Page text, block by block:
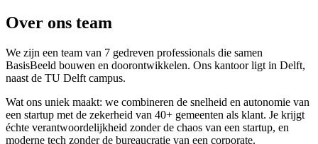
Over ons team
We zijn een team van 7 gedreven professionals die samen
BasisBeeld bouwen en doorontwikkelen. Ons kantoor ligt in Delft,
naast de TU Delft campus.
Wat ons uniek maakt: we combineren de snelheid en autonomie van
een startup met de zekerheid van 40+ gemeenten als klant. Je krijgt
échte verantwoordelijkheid zonder de chaos van een startup, en
moderne tech zonder de bureaucratie van een corporate.